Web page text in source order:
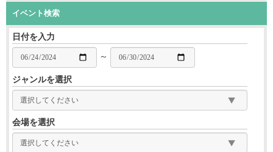
イベント検索
日付を入力
～
ジャンルを選択
会場を選択